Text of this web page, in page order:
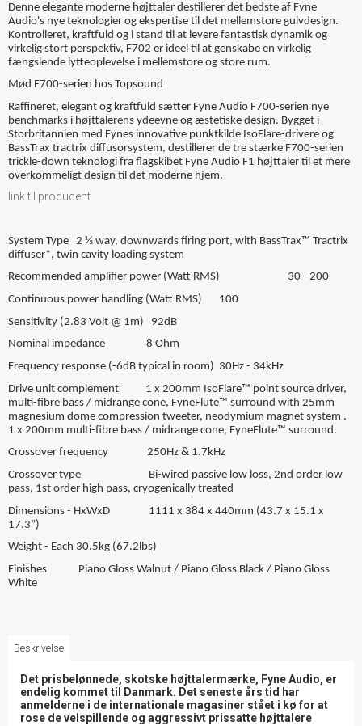
Denne elegante moderne højttaler destillerer det bedste af Fyne
Audio's nye teknologier og ekspertise til det mellemstore gulvdesign.
Kontrolleret, kraftfuld og i stand til at levere fantastisk dynamik og
virkelig stort perspektiv, F702 er ideel til at genskabe en virkelig
fængslende lytteoplevelse i mellemstore og store rum.
Mød F700-serien hos Topsound
Raffineret, elegant og kraftfuld sætter Fyne Audio F700-serien nye
benchmarks i højttalerens ydeevne og æstetiske design. Bygget i
Storbritannien med Fynes innovative punktkilde IsoFlare-drivere og
BassTrax tractrix diffusorsystem, destillerer de tre stærke F700-serien
trickle-down teknologi fra flagskibet Fyne Audio F1 højttaler til et mere
overkommeligt design til det moderne hjem.
link til producent
System Type 2 ½ way, downwards firing port, with BassTrax™ Tractrix
diffuser*, twin cavity loading system
Recommended amplifier power (Watt RMS) 30 - 200
Continuous power handling (Watt RMS) 100
Sensitivity (2.83 Volt @ 1m) 92dB
Nominal impedance 8 Ohm
Frequency response (-6dB typical in room) 30Hz - 34kHz
Drive unit complement 1 x 200mm IsoFlare™ point source driver,
multi-fibre bass / midrange cone, FyneFlute™ surround with 25mm
magnesium dome compression tweeter, neodymium magnet system .
1 x 200mm multi-fibre bass / midrange cone, FyneFlute™ surround.
Crossover frequency 250Hz & 1.7kHz
Crossover type Bi-wired passive low loss, 2nd order low
pass, 1st order high pass, cryogenically treated
Dimensions - HxWxD 1111 x 384 x 440mm (43.7 x 15.1 x
17.3”)
Weight - Each 30.5kg (67.2lbs)
Finishes Piano Gloss Walnut / Piano Gloss Black / Piano Gloss
White
Beskrivelse
Det prisbelønnede, skotske højttalermærke, Fyne Audio, er
endelig kommet til Danmark. Det seneste års tid har
anmelderne i de internationale magasiner stået i kø for at
rose de velspillende og aggressivt prissatte højttalere